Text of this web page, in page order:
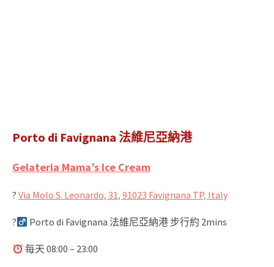
Porto di Favignana 法維尼亞納港
Gelateria Mama’s Ice Cream
? Via Molo S. Leonardo, 31, 91023 Favignana TP, Italy
?‍ Porto di Favignana 法維尼亞納港 步行約 2mins
每天 08:00 – 23:00